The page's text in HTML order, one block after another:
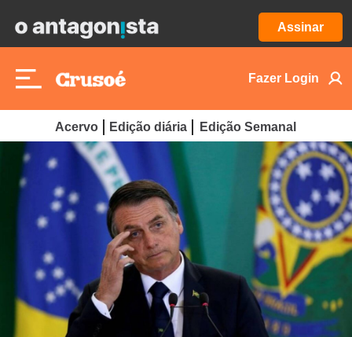
Assinar
Fazer Login
Acervo Edição diária Edição Semanal